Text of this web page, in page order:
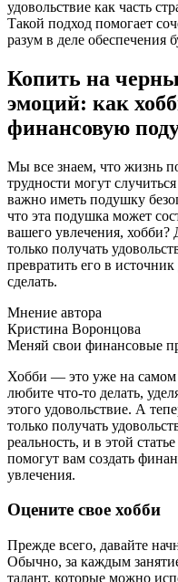
удовольствие как часть
Такой подход помогает
разум в деле обеспечения
Копить на
эмоций: как
финансовую
Мы все знаем, что жизнь
трудности могут
важно иметь подушку
что эта подушка может
вашего увлечения,
только получать
превратить его в
сделать.
Мнение автора
Кристина Воронцова
Меняй свои финансовые
Хобби — это уже на
любите что-то делать,
этого удовольствие. А
только получать
реальность, и в этой
помогут вам создать
увлечения.
Оцените свое хобби
Прежде всего, давайте
Обычно, за каждым
талант, которые можно